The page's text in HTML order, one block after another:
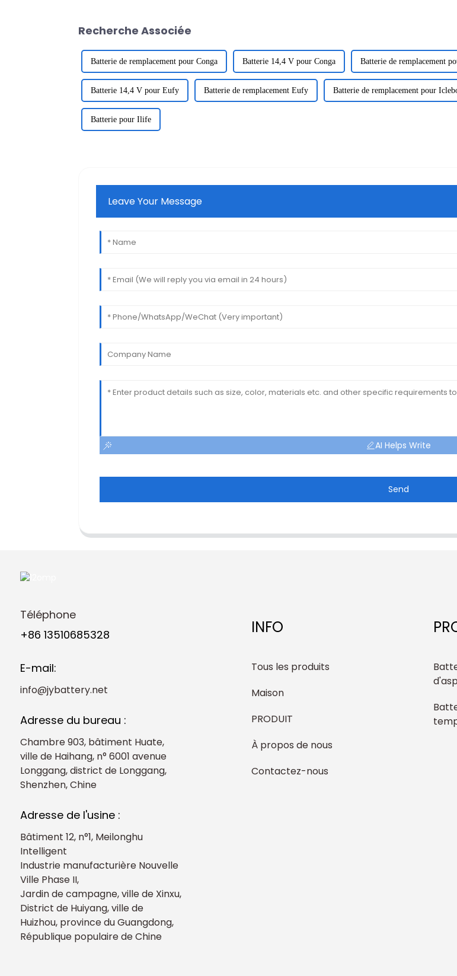
Recherche Associée
Batterie de remplacement pour Conga Batterie 14,4 V pour Conga Batterie de remplacement
Batterie 14,4 V pour Eufy Batterie de remplacement Eufy Batterie de remplacement pour
Batterie pour Ilife
Leave Your Message
AI Helps Write
Send
Téléphone
+86 13510685328
E-mail:
info@jybattery.net
Adresse du bureau :
Chambre 903, bâtiment Huate,
ville de Haihang, n° 6001 avenue
Longgang, district de Longgang,
Shenzhen, Chine
Adresse de l'usine :
Bâtiment 12, n°1, Meilonghu
Intelligent
Industrie manufacturière Nouvelle
Ville Phase II,
Jardin de campagne, ville de Xinxu,
District de Huiyang, ville de
Huizhou, province du Guangdong,
République populaire de Chine
INFO
Tous les produits
Maison
PRODUIT
À propos de nous
Contactez-nous